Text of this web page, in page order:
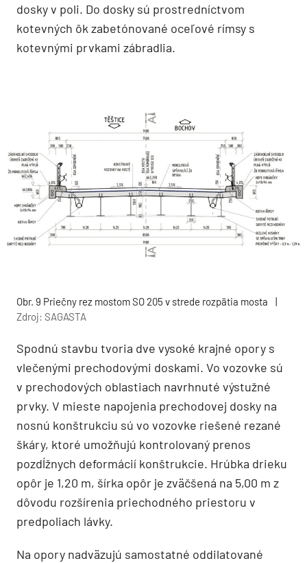
dosky v poli. Do dosky sú prostredníctvom
kotevných ôk zabetónované oceľové rímsy s
kotevnými prvkami zábradlia.
Obr. 9 Priečny rez mostom SO 205 v strede rozpätia mosta
|
Zdroj: SAGASTA
Spodnú stavbu tvoria dve vysoké krajné opory s
vlečenými prechodovými doskami. Vo vozovke sú
v prechodových oblastiach navrhnuté výstužné
prvky. V mieste napojenia prechodovej dosky na
nosnú konštrukciu sú vo vozovke riešené rezané
škáry, ktoré umožňujú kontrolovaný prenos
pozdĺžnych deformácií konštrukcie. Hrúbka drieku
opôr je 1,20 m, šírka opôr je zväčšená na 5,00 m z
dôvodu rozšírenia priechodného priestoru v
predpoliach lávky.
Na opory nadväzujú samostatné oddilatované